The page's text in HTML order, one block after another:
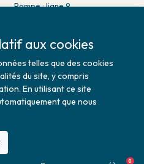
Pompe : ligne 9.
Venir en bus
Jean Monet : ligne 52.
0
aux cookies
telles que des cookies
du site, y compris
En utilisant ce site
que nous